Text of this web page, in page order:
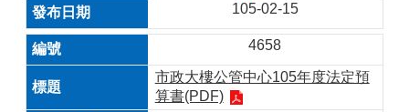
105-02-15
4658
市政大樓公管中心105年度法定預
算書(PDF)